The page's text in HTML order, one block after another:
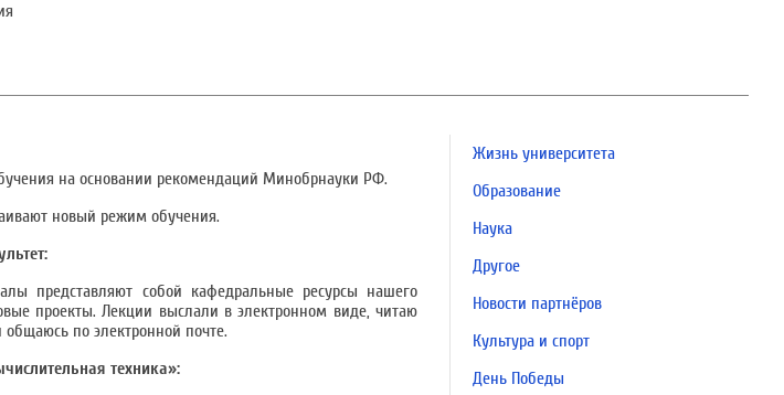
на основании рекомендаций Минобрнауки РФ.
новый режим обучения.
представляют собой кафедральные ресурсы нашего
проекты. Лекции выслали в электронном виде, читаю
по электронной почте.
техника»:
Жизнь университета
Образование
Наука
Другое
Новости партнёров
Культура и спорт
День Победы